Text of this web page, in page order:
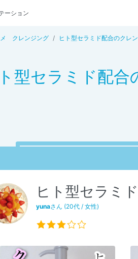
ーション
メ クレンジング ヒト型セラミド配合のクレ
型セラミド配
ヒト型セラミ
yunaさん (20代 / 女性)